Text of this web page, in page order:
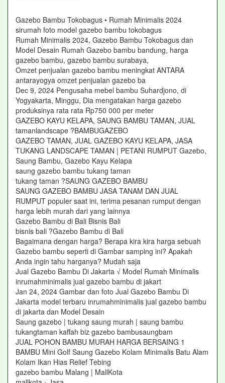
Gazebo Bambu Tokobagus • Rumah Minimalis 2024
sirumah foto model gazebo bambu tokobagus
Rumah Minimalis 2024, Gazebo Bambu Tokobagus dan
Model Desain Rumah Gazebo bambu bandung, harga
gazebo bambu, gazebo bambu surabaya,
Omzet penjualan gazebo bambu meningkat ANTARA
antarayogya omzet penjualan gazebo ba
Dec 9, 2024 Pengusaha mebel bambu Suhardjono, di
Yogyakarta, Minggu, Dia mengatakan harga gazebo
produksinya rata rata Rp750 000 per meter
GAZEBO KAYU KELAPA, SAUNG BAMBU TAMAN, JUAL
tamanlandscape ?BAMBUGAZEBO
GAZEBO TAMAN, JUAL GAZEBO KAYU KELAPA, JASA
TUKANG LANDSCAPE TAMAN | PETANI RUMPUT Gazebo,
Saung Bambu, Gazebo Kayu Kelapa
saung gazebo bambu tukang taman
tukang taman ?SAUNG GAZEBO BAMBU
SAUNG GAZEBO BAMBU JASA TANAM DAN JUAL
RUMPUT populer saat ini, terima pesanan rumput dengan
harga lebih murah dari yang lainnya
Gazebo Bambu di Bali Bisnis Bali
bisnis bali ?Gazebo Bambu di Bali
Bagaimana dengan harga? Berapa kira kira harga sebuah
Gazebo bambu seperti di Gambar samping ini? Apakah
Anda ingin tahu harganya? Mudah saja
Jual Gazebo Bambu Di Jakarta √ Model Rumah Minimalis
inrumahminimalis jual gazebo bambu di jakart
Jan 24, 2024 Gambar dan foto Jual Gazebo Bambu Di
Jakarta model terbaru inrumahminimalis jual gazebo bambu
di jakarta dan Model Desain
Saung gazebo | tukang saung murah | saung bambu
tukangtaman kaffah biz gazebo bambusaungbam
JUAL POHON BAMBU MURAH HARGA BERSAING 1
BAMBU Mini Golf Saung Gazebo Kolam Minimalis Batu Alam
Kolam Ikan Hias Relief Tebing
gazebo bambu Malang | MallKota